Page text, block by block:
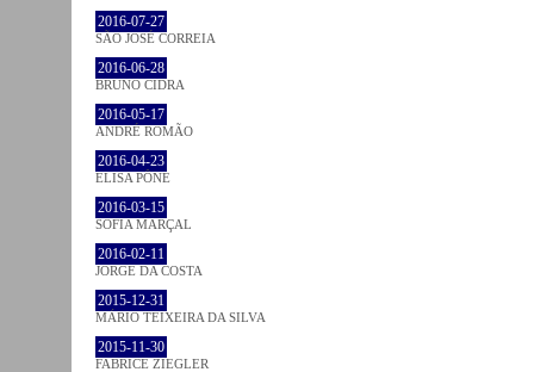
2016-07-27
SÃO JOSÉ CORREIA
2016-06-28
BRUNO CIDRA
2016-05-17
ANDRÉ ROMÃO
2016-04-23
ELISA PÔNE
2016-03-15
SOFIA MARÇAL
2016-02-11
JORGE DA COSTA
2015-12-31
MÁRIO TEIXEIRA DA SILVA
2015-11-30
FABRICE ZIEGLER